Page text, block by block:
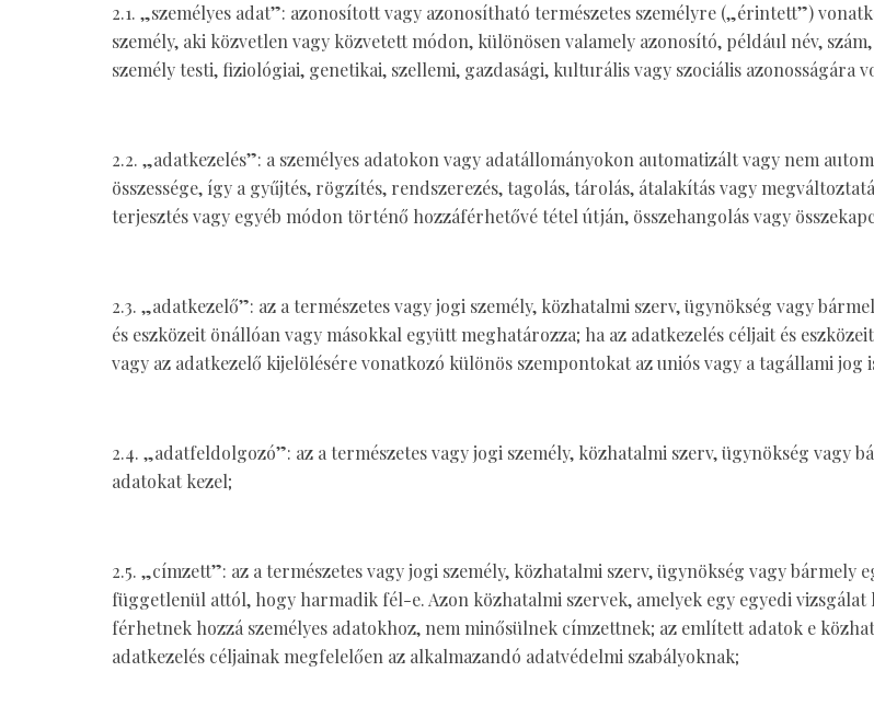
2.1. „személyes adat”: azonosított vagy azonosítható természetes személyre („érintett”)
személy, aki közvetlen vagy közvetett módon, különösen valamely azonosító, például név,
személy testi, fiziológiai, genetikai, szellemi, gazdasági, kulturális vagy szociális azonosságára
2.2. „adatkezelés”: a személyes adatokon vagy adatállományokon automatizált vagy nem
összessége, így a gyűjtés, rögzítés, rendszerezés, tagolás, tárolás, átalakítás vagy
terjesztés vagy egyéb módon történő hozzáférhetővé tétel útján, összehangolás vagy
2.3. „adatkezelő”: az a természetes vagy jogi személy, közhatalmi szerv, ügynökség vagy
és eszközeit önállóan vagy másokkal együtt meghatározza; ha az adatkezelés céljait és
vagy az adatkezelő kijelölésére vonatkozó különös szempontokat az uniós vagy a tagállami jog
2.4. „adatfeldolgozó”: az a természetes vagy jogi személy, közhatalmi szerv, ügynökség vagy
adatokat kezel;
2.5. „címzett”: az a természetes vagy jogi személy, közhatalmi szerv, ügynökség vagy bármely
függetlenül attól, hogy harmadik fél-e. Azon közhatalmi szervek, amelyek egy egyedi
férhetnek hozzá személyes adatokhoz, nem minősülnek címzettnek; az említett adatok e
adatkezelés céljainak megfelelően az alkalmazandó adatvédelmi szabályoknak;